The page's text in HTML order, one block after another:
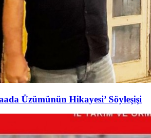
Üzümünün Hikayesi’ Söyleşişi